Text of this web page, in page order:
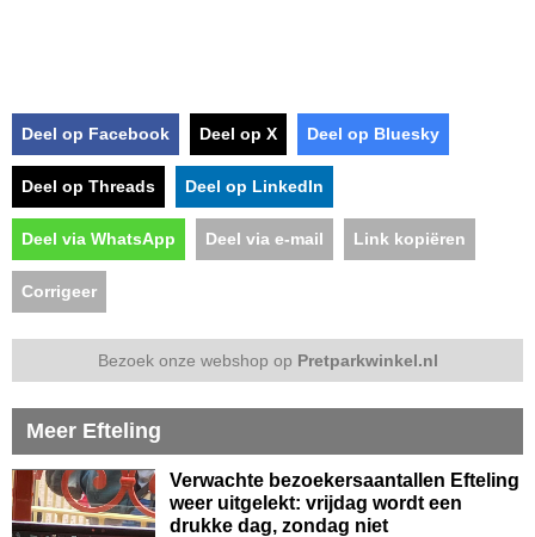
Deel op Facebook Deel op X Deel op Bluesky
Deel op Threads Deel op LinkedIn
Deel via WhatsApp Deel via e-mail Link kopiëren
Corrigeer
Bezoek onze webshop op Pretparkwinkel.nl
Meer Efteling
Verwachte bezoekersaantallen Efteling
weer uitgelekt: vrijdag wordt een
drukke dag, zondag niet